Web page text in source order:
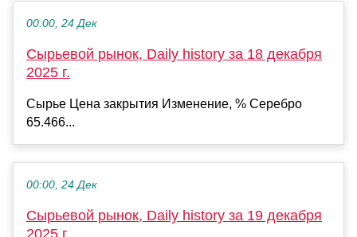
00:00, 24 Дек
Сырьевой рынок, Daily history за 18 декабря
2025 г.
Сырье Цена закрытия Изменение, % Серебро
65.466...
00:00, 24 Дек
Сырьевой рынок, Daily history за 19 декабря
2025 г.